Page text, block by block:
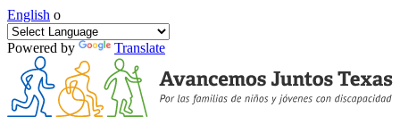
English o
Powered by Translate